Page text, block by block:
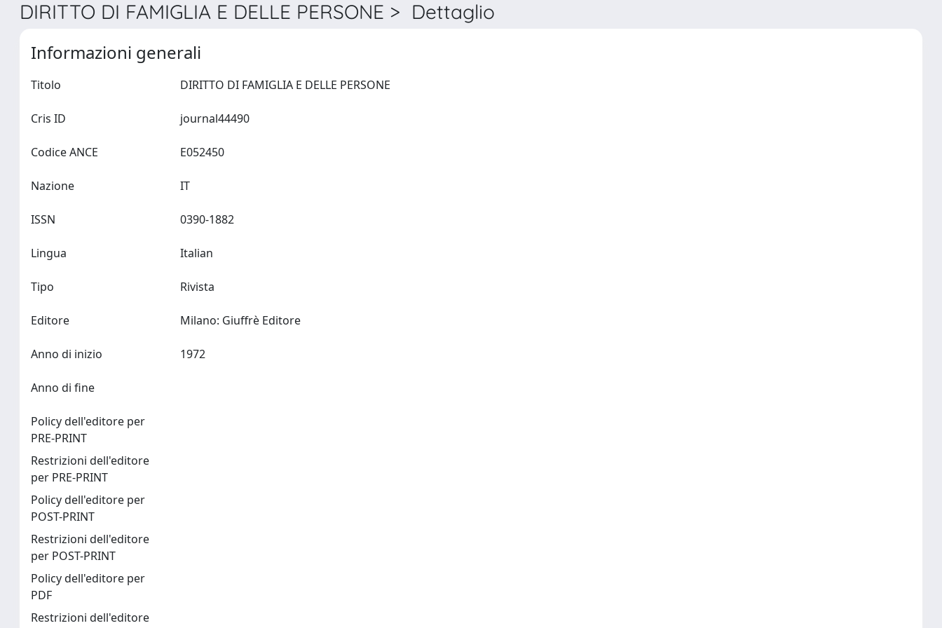
DIRITTO DI FAMIGLIA E DELLE PERSONE > Dettaglio
Informazioni generali
Titolo
Cris ID
Codice ANCE
Nazione
ISSN
Lingua
Tipo Rivista
Editore
Anno di inizio
Anno di fine
Policy dell'editore per
PRE-PRINT
Restrizioni dell'editore
per PRE-PRINT
Policy dell'editore per
POST-PRINT
Restrizioni dell'editore
per POST-PRINT
Policy dell'editore per
PDF
Restrizioni dell'editore